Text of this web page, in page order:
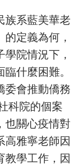
族系藍美華老
定義為何，
院情況下，
什麼困難。
委會推動僑務
科院的個案
也關心疫情對
高雅寧老師因
教學工作，因